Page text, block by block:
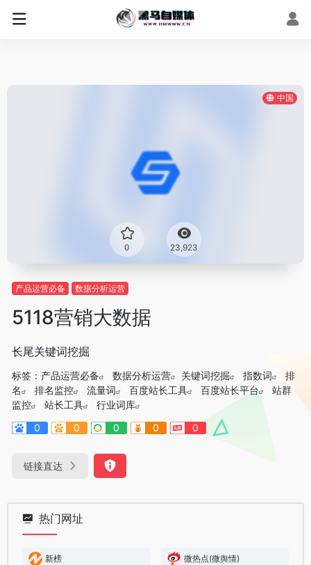
中国
0 23,923
产品运营必备 数据分析运营
5118营销大数据
长尾关键词挖掘
标签： 产品运营必备 数据分析运营 关键词挖掘 指数词
排
名
排名监控 流量词 百度站长工具 百度站长平台
站群
监控
站长工具
行业词库
0
0 0 0 0
链接直达
热门网址
新榜 微热点(微舆情)